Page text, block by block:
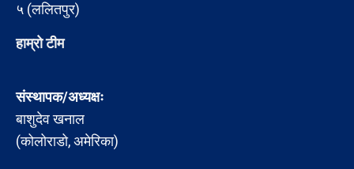
५ (ललितपुर)
हाम्रो टीम
संस्थापक/अध्यक्षः
बाशुदेव खनाल
(कोलोराडो, अमेरिका)